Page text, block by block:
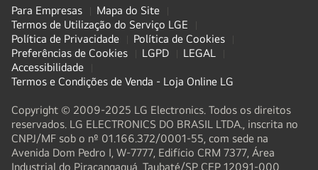
Para Empresas
Mapa do Site
Termos de Utilização do Serviço LGE
Política de Privacidade
Política de Cookies
Preferências de Cookies
LGPD
LEGAL
Accessibilidade
Termos e Condições de Venda - Loja Online LG
Copyright © 2009-2025 LG Electronics. Todos os direitos
reservados. LG ELECTRONICS DO BRASIL LTDA., inscrita no
CNPJ/MF sob o nº 01.166.372/0001-55, com sede na
Avenida Dom Pedro I, W-7777, Edifício CRM 7377, Área
Industrial do Piracangaguá, Taubaté/SP, CEP 12091-000,